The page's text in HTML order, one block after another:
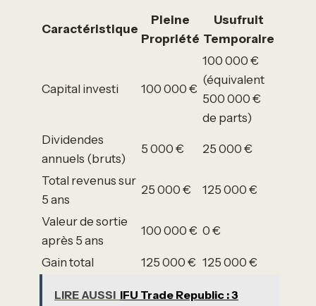
Caractéristique
Pleine
Propriété
Usufruit
Temporaire
Capital investi 100 000 €
100 000 €
(équivalent
500 000 €
de parts)
Dividendes
annuels (bruts)
5 000 € 25 000 €
Total revenus sur
5 ans
25 000 € 125 000 €
Valeur de sortie
après 5 ans
100 000 € 0 €
Gain total 125 000 € 125 000 €
LIRE AUSSI IFU Trade Republic : 3